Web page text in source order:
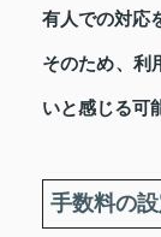
有人での対応
そのため、利
いと感じる可
手数料の